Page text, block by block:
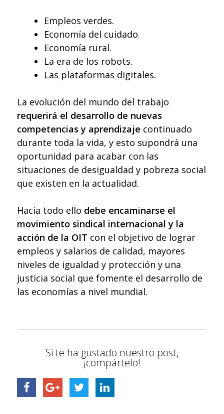
Empleos verdes.
Economía del cuidado.
Economía rural.
La era de los robots.
Las plataformas digitales.
La evolución del mundo del trabajo
requerirá el desarrollo de nuevas
competencias y aprendizaje continuado
durante toda la vida, y esto supondrá una
oportunidad para acabar con las
situaciones de desigualdad y pobreza social
que existen en la actualidad.
Hacia todo ello debe encaminarse el
movimiento sindical internacional y la
acción de la OIT con el objetivo de lograr
empleos y salarios de calidad, mayores
niveles de igualdad y protección y una
justicia social que fomente el desarrollo de
las economías a nivel mundial.
Si te ha gustado nuestro post,
¡compártelo!